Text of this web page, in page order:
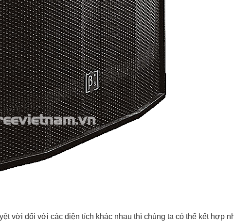
vời đối với các diện tích khác nhau thì chúng ta có thể kết hợp